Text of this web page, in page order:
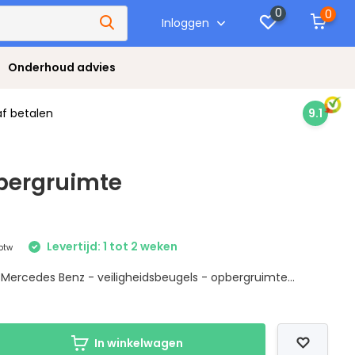
Inloggen
0 0
Onderhoud advies
betalen 9.1
Levertijd: 1 tot 2 weken
Benz - veiligheidsbeugels - opbergruimte...
In winkelwagen